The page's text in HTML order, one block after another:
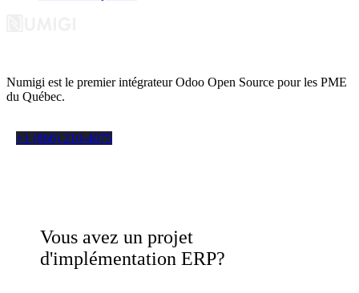
Numigi est le premier intégrateur Odoo Open Source pour les PME
du Québec.
+1 (866) 210-4075
Vous avez un projet
d'implémentation ERP?